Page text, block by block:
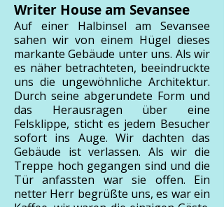
Writer House am Sevansee
Auf einer Halbinsel am Sevansee
sahen wir von einem Hügel dieses
markante Gebäude unter uns. Als wir
es näher betrachteten, beeindruckte
uns die ungewöhnliche Architektur.
Durch seine abgerundete Form und
das Herausragen über eine
Felsklippe, sticht es jedem Besucher
sofort ins Auge. Wir dachten das
Gebäude ist verlassen. Als wir die
Treppe hoch gegangen sind und die
Tür anfassten war sie offen. Ein
netter Herr begrüßte uns, es war ein